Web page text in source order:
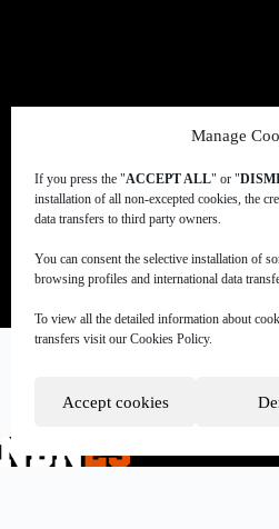
Manage
If you press the "ACCEPT ALL" or "
installation of all non-excepted cookies, the
data transfers to third party owners.
You can consent the selective installation of
browsing profiles and international data
To view all the detailed information about
transfers visit our Cookies Policy.
Accept cookies
Lorem ipsum dolor sit